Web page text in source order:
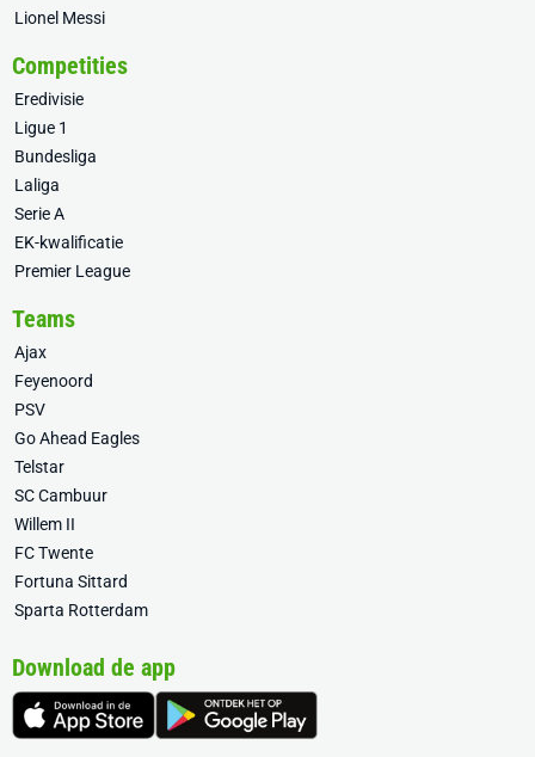
Lionel Messi
Competities
Eredivisie
Ligue 1
Bundesliga
Laliga
Serie A
EK-kwalificatie
Premier League
Teams
Ajax
Feyenoord
PSV
Go Ahead Eagles
Telstar
SC Cambuur
Willem II
FC Twente
Fortuna Sittard
Sparta Rotterdam
Download de app